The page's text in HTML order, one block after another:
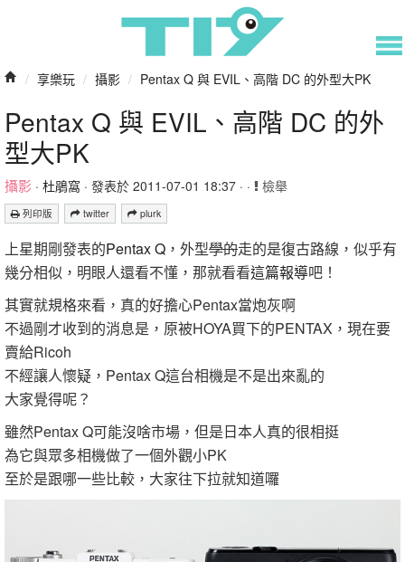
/ 享樂玩 / 攝影 / Pentax Q 與 EVIL、高階 DC 的外型大PK
Pentax Q 與 EVIL、高階 DC 的外
型大PK
攝影 · 杜鵑窩 · 發表於 2011-07-01 18:37 · · 檢舉
列印版 twitter plurk
上星期剛發表的Pentax Q ，外型學的走的是復古路線，似乎有
幾分相似，明眼人還看不懂，那就看看這篇報導吧！
其實就規格來看，真的好擔心Pentax當炮灰啊
不過剛才收到的消息是，原被HOYA買下的PENTAX，現在要
賣給Ricoh
不經讓人懷疑，Pentax Q這台相機是不是出來亂的
大家覺得呢？
雖然Pentax Q可能沒啥市場，但是日本人真的很相挺
為它與眾多相機做了一個外觀小PK
至於是跟哪一些比較，大家往下拉就知道囉